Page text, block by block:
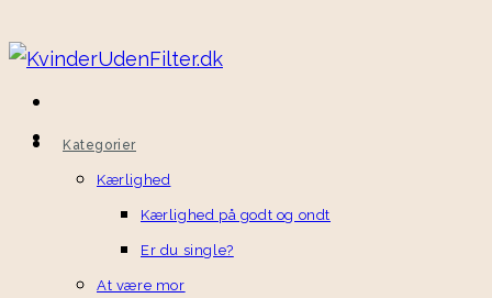
Kategorier
Kærlighed
Kærlighed på godt og ondt
Er du single?
At være mor